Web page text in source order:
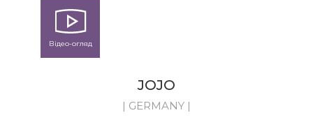
Відео-огляд
JOJO
| GERMANY |